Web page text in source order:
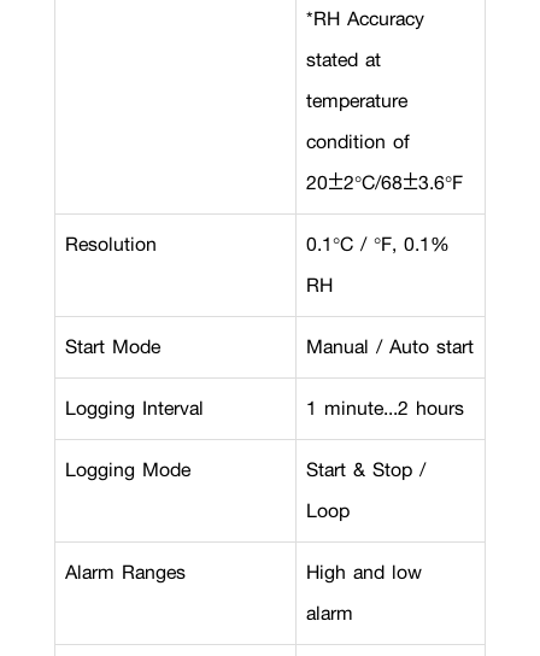
*RH Accuracy
stated at
temperature
condition of
20±2°C/68±3.6°F
Resolution
0.1°C / °F, 0.1%
RH
Start Mode
Manual / Auto start
Logging Interval
1 minute...2 hours
Logging Mode
Start & Stop /
Loop
Alarm Ranges
High and low
alarm